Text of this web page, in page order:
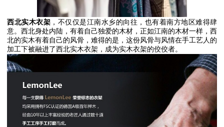
西北实木衣架 ，不仅仅是江南水乡的向往，也有着南方地区难得肆
意。西北身处内陆，有着自己独爱的木材，正如江南的木材一样，西
北的实木有着自己的风骨，难得的是，这份风骨与风情在手工艺人的
加工下被融进了西北实木衣架，成为实木衣架的佼佼者。